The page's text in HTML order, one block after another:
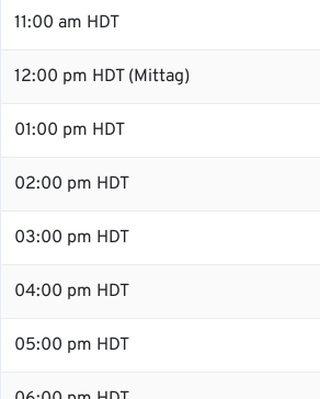
11:00 am HDT
12:00 pm HDT (Mittag)
01:00 pm HDT
02:00 pm HDT
03:00 pm HDT
04:00 pm HDT
05:00 pm HDT